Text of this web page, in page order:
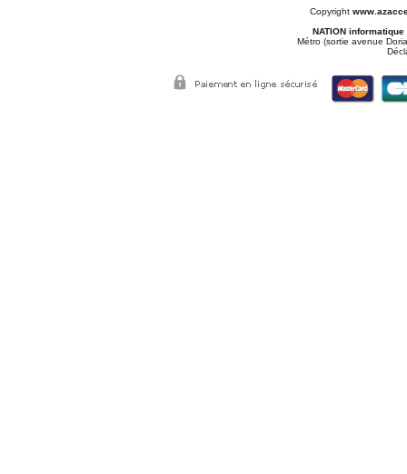
Copyright
NATION informatique
Métro (sortie avenue